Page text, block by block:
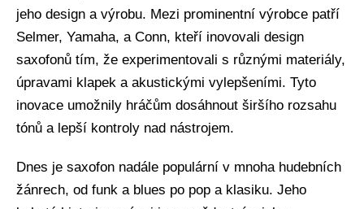
jeho design a výrobu. Mezi prominentní výrobce patří
Selmer, Yamaha, a Conn, kteří inovovali design
saxofonů tím, že experimentovali s různými materiály,
úpravami klapek a akustickými vylepšeními. Tyto
inovace umožnily hráčům dosáhnout širšího rozsahu
tónů a lepší kontroly nad nástrojem.
Dnes je saxofon nadále populární v mnoha hudebních
žánrech, od funk a blues po pop a klasiku. Jeho